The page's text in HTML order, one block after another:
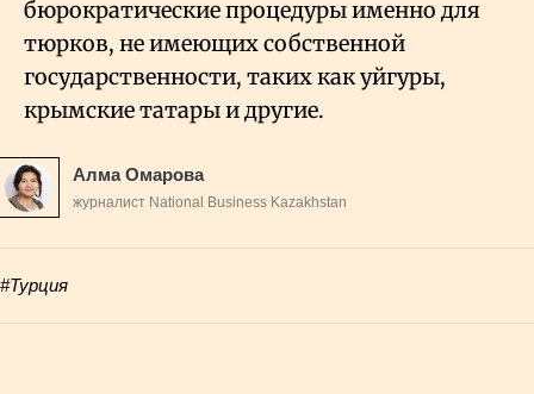
бюрократические процедуры именно для
тюрков, не имеющих собственной
государственности, таких как уйгуры,
крымские татары и другие.
Алма Омарова
журналист National Business Kazakhstan
#Турция